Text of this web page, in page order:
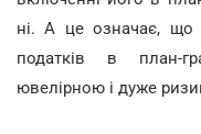
ні. А це означає, що
податків в план-
ювелірною і дуже